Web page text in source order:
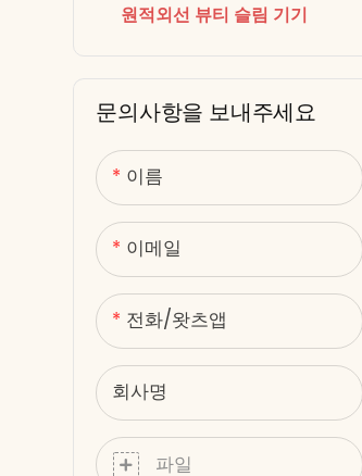
레드 라이트 테라피 캡
원적외선 뷰티 슬림 기기
문의사항을 보내주세요
이름
이메일
전화/왓츠앱
회사명
파일